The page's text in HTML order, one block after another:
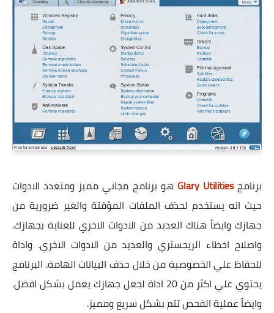
برنامجGlary Utilities هو برنامج مجاني مميز ومتعدد الادوات
حيث انه يستخدم لحذف الملفات المؤقتة والغير ضرورية من
جهازك وايضاً هناك العديد من الادوات الاخري للعناية بجهازك.
واصلاح اخطاء الريجستري والعديد من الادوات الاخري. واداة
للحفاظ علي الخصوصية من خلال حذف البيانات الهامة. البرنامج
يحتوي علي اكثر من 20 اداة لجعل جهازك يعمل بشكل افضل.
وايضاً عملية الفحص تتم بشكل سريع ومميز.